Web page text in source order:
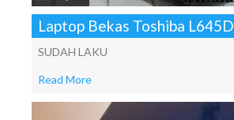
Laptop Bekas Toshiba L645D
SUDAH LAKU
Read More